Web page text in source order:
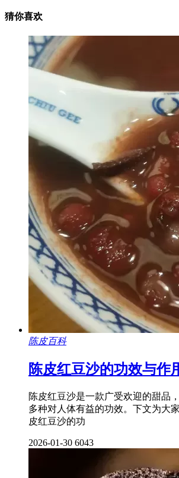
猜你喜欢
陈皮百科
陈皮红豆沙的功效与作
陈皮红豆沙是一款广受欢迎的甜品
多种对人体有益的功效。下文为大
皮红豆沙的功
2026-01-30 6043